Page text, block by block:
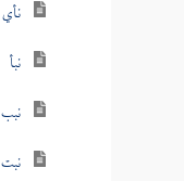
نأي
نبأ
نبب
نبت